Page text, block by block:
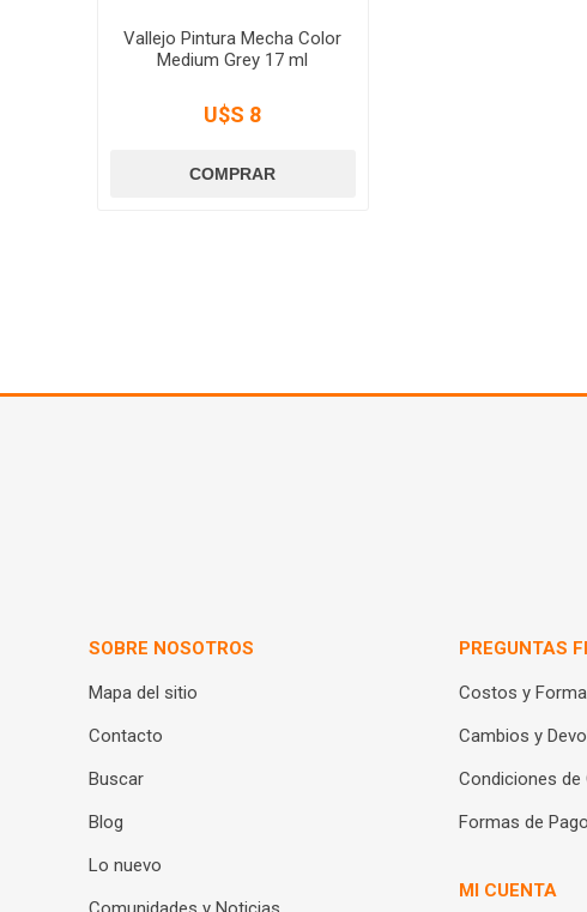
Vallejo Pintura Mecha Color
Medium Grey 17 ml
U$S 8
SOBRE NOSOTROS
Mapa del sitio
Contacto
Buscar
Blog
Lo nuevo
PREGUNTAS
Costos y
Cambios y
Condiciones de
Formas de Pago
MI CUENTA